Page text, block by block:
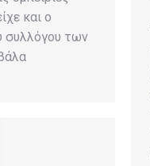
και ο
συλλόγου των